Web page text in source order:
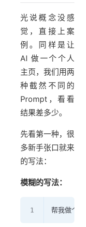
光说概念没感
觉，直接上案
例。同样是让
AI 做一个个人
主页，我们用两
种截然不同的
Prompt，看看
结果差多少。
先看第一种，很
多新手张口就来
的写法：
模糊的写法：
帮我做个